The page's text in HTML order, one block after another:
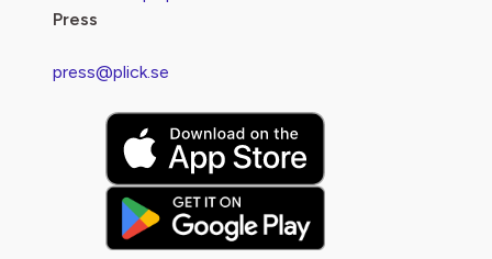
Press
press@plick.se